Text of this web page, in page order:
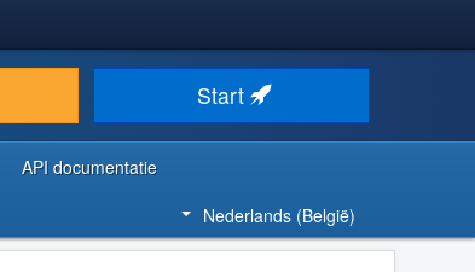
Start
API documentatie
Nederlands (België)